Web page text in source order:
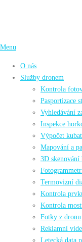
Menu
O nás
Služby dronem
Kontrola
Pasportizace
Vyhledávání
Inspekce
Výpočet
Mapování a
3D skenování
Termovizní
Kontrola
Kontrola
Fotky z dronu
Reklamní
Letecká data